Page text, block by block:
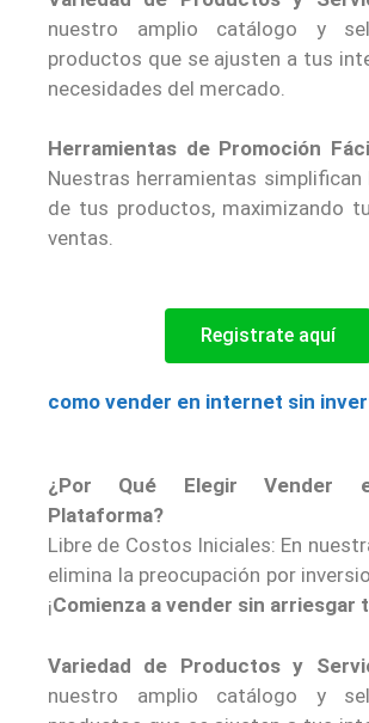
nuestro amplio catálogo y
productos que se ajusten a tus
necesidades del mercado.
Herramientas de Promoción
Nuestras herramientas simplifican
de tus productos, maximizando
ventas.
Registrate aquí
como vender en internet sin
¿Por Qué Elegir Vender
Plataforma?
Libre de Costos Iniciales: En
elimina la preocupación por
¡Comienza a vender sin arriesgar
Variedad de Productos y
nuestro amplio catálogo y